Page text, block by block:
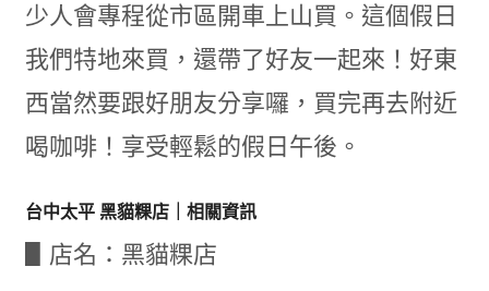
少人會專程從市區開車上山買。這個假日
我們特地來買，還帶了好友一起來！好東
西當然要跟好朋友分享囉，買完再去附近
喝咖啡！享受輕鬆的假日午後。
台中太平 黑貓粿店｜相關資訊
▋店名：黑貓粿店